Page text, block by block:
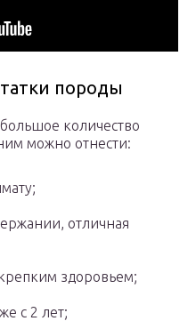
породы
количество
можно отнести:
отличная
здоровьем;
с 2 лет;